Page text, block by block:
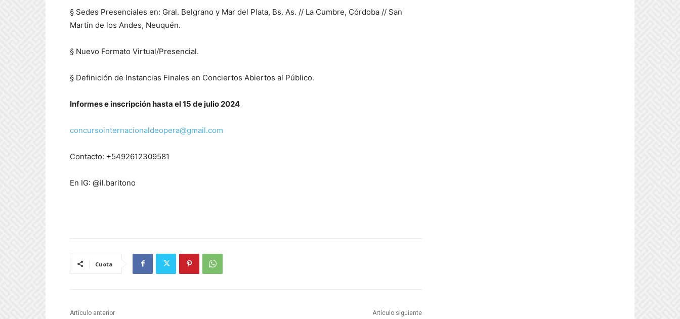
§ Sedes Presenciales en: Gral. Belgrano y Mar del Plata, Bs. As. // La Cumbre, Córdoba // San
Martín de los Andes, Neuquén.
§ Nuevo Formato Virtual/Presencial.
§ Definición de Instancias Finales en Conciertos Abiertos al Público.
Informes e inscripción hasta el 15 de julio 2024
concursointernacionaldeopera@gmail.com
Contacto: +5492612309581
En IG: @il.baritono
Cuota
Artículo anterior Artículo siguiente